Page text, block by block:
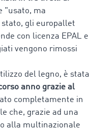
"usato, ma
stato, gli europallet
con licenza EPAL e
vengono rimossi
del legno, è stata
anno grazie al
completamente in
che, grazie ad una
alla multinazionale